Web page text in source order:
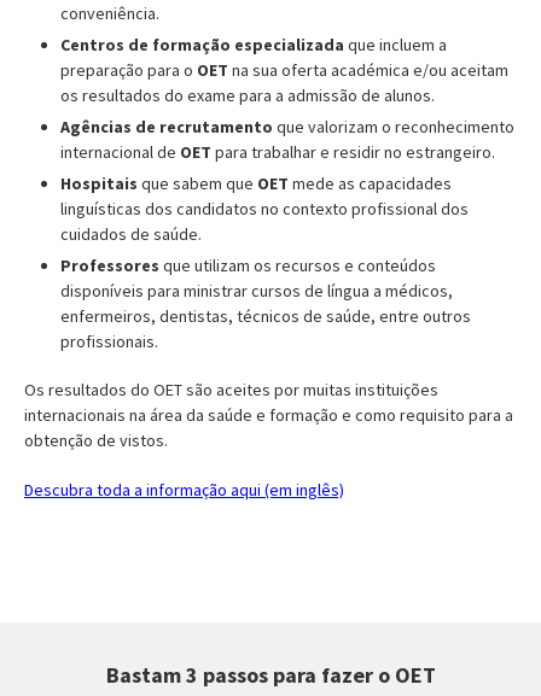
conveniência.
Centros de formação especializada que incluem a
preparação para o OET na sua oferta académica e/ou aceitam
os resultados do exame para a admissão de alunos.
Agências de recrutamento que valorizam o reconhecimento
internacional de OET para trabalhar e residir no estrangeiro.
Hospitais que sabem que OET mede as capacidades
linguísticas dos candidatos no contexto profissional dos
cuidados de saúde.
Professores que utilizam os recursos e conteúdos
disponíveis para ministrar cursos de língua a médicos,
enfermeiros, dentistas, técnicos de saúde, entre outros
profissionais.
Os resultados do OET são aceites por muitas instituições
internacionais na área da saúde e formação e como requisito para a
obtenção de vistos.
Descubra toda a informação aqui (em inglês)
Bastam 3 passos para fazer o OET